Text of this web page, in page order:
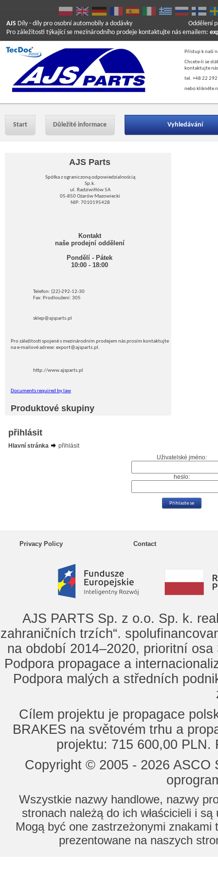
AJS Díly - díly pro osobní automobily a dodávky
Pro záležitosti týkající se mezinárodního prodeje kontaktujte nás emailem:
Oddělení
Přístup k naší
Chcete-li se
kontaktujte
tel. +48 22
nebo klikněte
Start Důležité informace Vyhledávání
AJS Parts
Spółka z ograniczoną odpowiedzialnością
Sp.k.
ul. Radziwiłłów 5A
05-850 Ożarów Mazowiecki
NIP: 7010195428
Kontakt
naše prodejní oddělení
Pondělí - Pátek
10:00 - 18:00
Telefon: (22)-292-12-30
Fax: Prodloužení: 305
sklep@ajsparts.pl
Pro záležitosti spojené s mezinárodním prodejem nás prosím kontaktujte
na e-mailové adrese: export@ajsparts.pl.
http://www.ajsparts.pl
Documents required by law
Produktové skupiny
přihlásit
Hlavní stránka
přihlásit
Uživatelské jméno:
heslo:
Privacy Policy Contact
AJS PARTS Sp. z o.o. Sp. k.
zahraničních trzích“.
na období 2014–2020, prioritní
Podpora propagace a
Podpora malých a středních
Cílem projektu je propagace
BRAKES na světovém trhu a
projektu: 715 600,00
Copyright © 2005 - 2026
Wszystkie nazwy handlowe, nazwy
stronach należą do ich właścicieli i
Mogą być one zastrzeżonymi znakami
prezentowane na naszych